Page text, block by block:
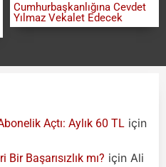
Cumhurbaşkanlığına Cevdet
Yılmaz Vekalet Edecek
Açtı: Aylık 60 TL için
Bir Başarısızlık mı? için Ali